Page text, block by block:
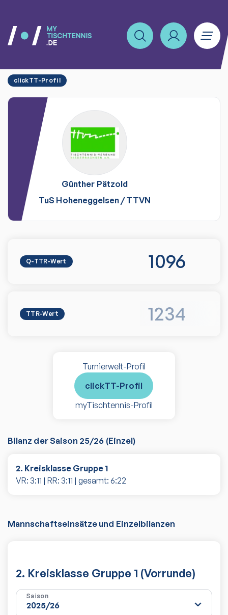
clickTT-Profil
Günther Pätzold
TuS Hoheneggelsen /TTVN
Q-TTR-Wert 1096
TTR-Wert 1234
Turnierwelt-Profil
clickTT-Profil
myTischtennis-Profil
Bilanz der Saison 25/26 (Einzel)
2. Kreisklasse Gruppe 1
VR: 3:11 | RR: 3:11 | gesamt: 6:22
Mannschaftseinsätze und Einzelbilanzen
2. Kreisklasse Gruppe 1 (Vorrunde)
Saison